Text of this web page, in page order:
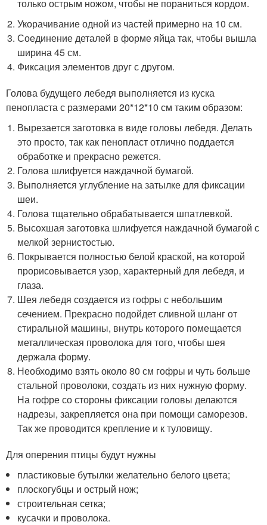
только острым ножом, чтобы не пораниться кордом.
Укорачивание одной из частей примерно на 10 см.
Соединение деталей в форме яйца так, чтобы вышла
ширина 45 см.
Фиксация элементов друг с другом.
Голова будущего лебедя выполняется из куска
пенопласта с размерами 20*12*10 см таким образом:
Вырезается заготовка в виде головы лебедя. Делать
это просто, так как пенопласт отлично поддается
обработке и прекрасно режется.
Голова шлифуется наждачной бумагой.
Выполняется углубление на затылке для фиксации
шеи.
Голова тщательно обрабатывается шпатлевкой.
Высохшая заготовка шлифуется наждачной бумагой с
мелкой зернистостью.
Покрывается полностью белой краской, на которой
прорисовывается узор, характерный для лебедя, и
глаза.
Шея лебедя создается из гофры с небольшим
сечением. Прекрасно подойдет сливной шланг от
стиральной машины, внутрь которого помещается
металлическая проволока для того, чтобы шея
держала форму.
Необходимо взять около 80 см гофры и чуть больше
стальной проволоки, создать из них нужную форму.
На гофре со стороны фиксации головы делаются
надрезы, закрепляется она при помощи саморезов.
Так же проводится крепление и к туловищу.
Для оперения птицы будут нужны
пластиковые бутылки желательно белого цвета;
плоскогубцы и острый нож;
строительная сетка;
кусачки и проволока.